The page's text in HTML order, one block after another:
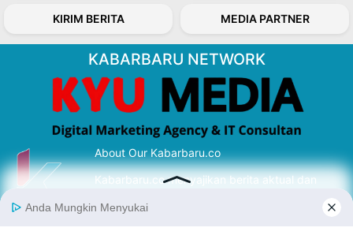
KIRIM BERITA MEDIA PARTNER
KABARBARU NETWORK
About Our Kabarbaru.co
Kabarbaru.co menyajikan berita aktual dan
serta terverifikasi dari sumber yang tepat.